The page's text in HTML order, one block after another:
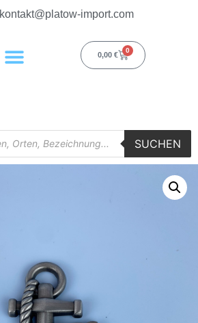
kontakt@platow-import.com
0,00 €
0
SUCHEN